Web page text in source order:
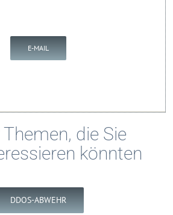
E-MAIL
die Sie
könnten
DDOS-ABWEHR